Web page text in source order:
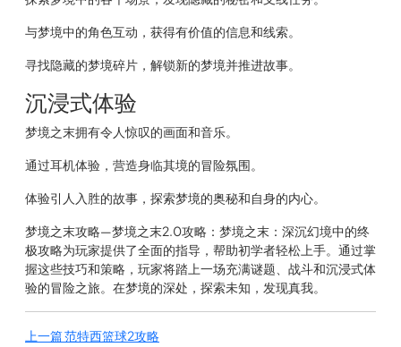
与梦境中的角色互动，获得有价值的信息和线索。
寻找隐藏的梦境碎片，解锁新的梦境并推进故事。
沉浸式体验
梦境之末拥有令人惊叹的画面和音乐。
通过耳机体验，营造身临其境的冒险氛围。
体验引人入胜的故事，探索梦境的奥秘和自身的内心。
梦境之末攻略—梦境之末2.0攻略：梦境之末：深沉幻境中的终
极攻略为玩家提供了全面的指导，帮助初学者轻松上手。通过掌
握这些技巧和策略，玩家将踏上一场充满谜题、战斗和沉浸式体
验的冒险之旅。在梦境的深处，探索未知，发现真我。
上一篇范特西篮球2攻略